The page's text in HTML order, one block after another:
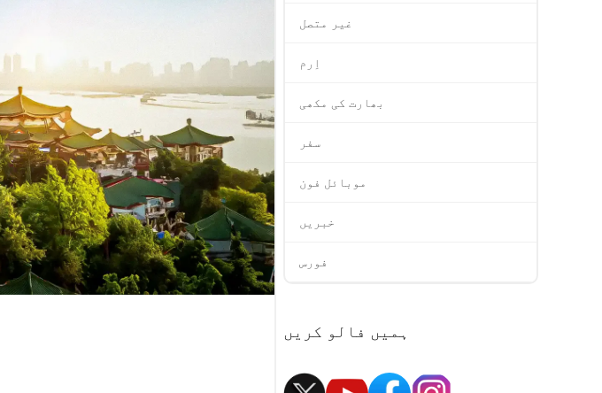
غیر متصل
اِرم
بھارت کی مکھی
سفر
موبائل فون
خبریں
فورس
ہمیں فالو کریں